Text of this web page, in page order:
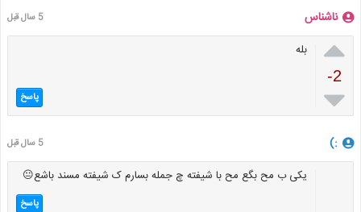
ناشناس 5 سال قبل

-2

بله
پاسخ
:) 5 سال قبل
یکی ب مح بگع مح با شیفته چ جمله بسارم ک شیفته مسند باشع😐
پاسخ